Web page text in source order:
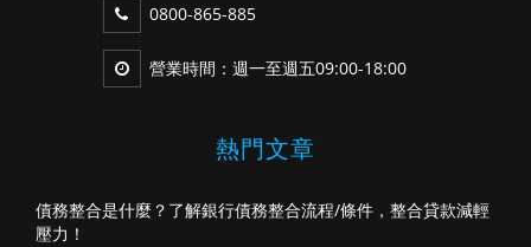
0800-865-885
營業時間：週一至週五09:00-18:00
熱門文章
債務整合是什麼？了解銀行債務整合流程/條件，整合貸款減輕
壓力！